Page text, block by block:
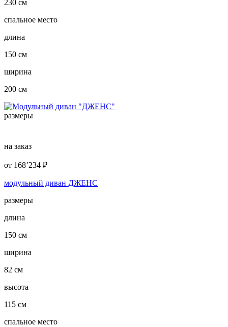
230 см
спальное место
длина
150 см
ширина
200 см
размеры
на заказ
от 168’234 ₽
модульный диван ДЖЕНС
размеры
длина
150 см
ширина
82 см
высота
115 см
спальное место